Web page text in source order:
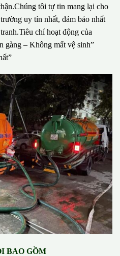
tôi tự tin mang lại cho
uy tín nhất, đảm bảo nhất
chí hoạt động của
gàng – Không mất vệ sinh”
BAO GỒM